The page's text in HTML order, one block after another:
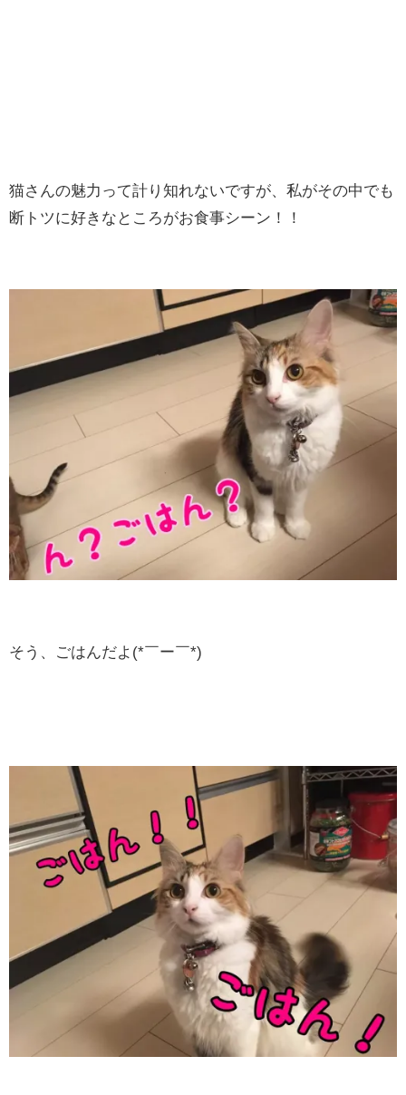
猫さんの魅力って計り知れないですが、私がその中でも
断トツに好きなところがお食事シーン！！
そう、ごはんだよ(*￣ー￣*)